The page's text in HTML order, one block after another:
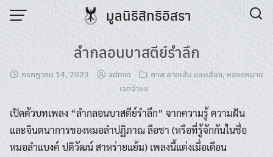
Skip
มูลนิธิสิทธิอิสรา
ลำกลอนบาสตีย์รำลึก
กรกฎาคม 14, 2023 admin ภาพ ลายเส้น และเสียง, หอจดหมาย
เจตจำนง
เปิดตัวบทเพลง “ลำกลอนบาสตีย์รำลึก” จากความรู้ ความฝัน
และจินตนาการของหมอลำปฏิภาณ ลือชา (หรือที่รู้จักกันในชื่อ
หมอลำแบงค์ ปติวัฒน์ สาหร่ายแย้ม) เพลงนี้แต่งเมื่อเดือน